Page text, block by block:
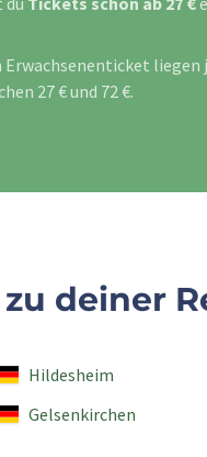
Erwachsenenticket liegen
27 € und 72 €.
deiner
Hildesheim
Gelsenkirchen